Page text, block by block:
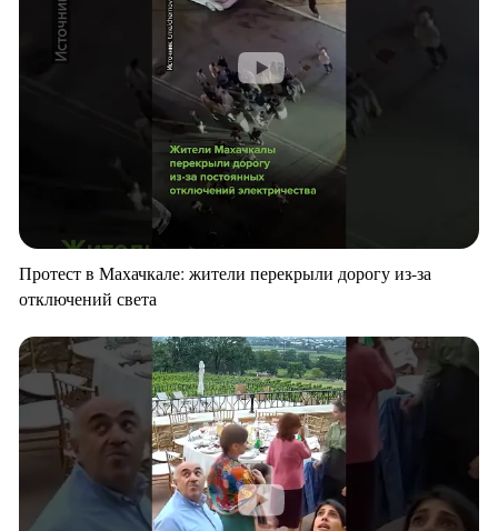
Протест в Махачкале: жители перекрыли дорогу из-за
отключений света